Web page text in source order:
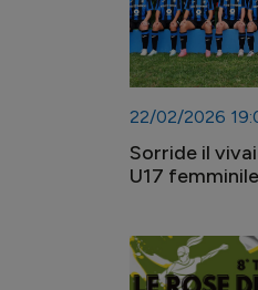
22/02/2026
Sorride il
U17